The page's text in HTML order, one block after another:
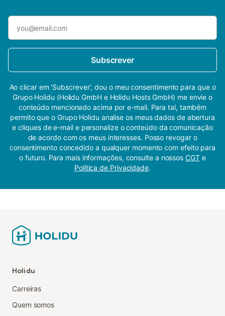
Subscrever
Ao clicar em 'Subscrever', dou o meu consentimento para que o
Grupo Holidu (Holidu GmbH e Holidu Hosts GmbH) me envie o
conteúdo mencionado acima por e-mail. Para tal, também
permito que o Grupo Holidu analise os meus dados de abertura
e cliques de e-mail e personalize o conteúdo da comunicação
de acordo com os meus interesses. Posso revogar o
consentimento concedido a qualquer momento com efeito para
o futuro. Para mais informações, consulte a nossosCGTe
Política de Privacidade.
Holidu
Carreiras
Quem somos